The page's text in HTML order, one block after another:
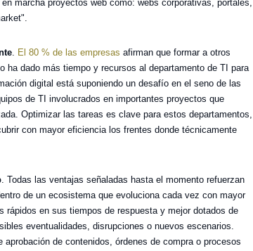
marcha proyectos web como: webs corporativas, portales,
. El 80 % de las empresas afirman que formar a otros
ha dado más tiempo y recursos al departamento de TI para
digital está suponiendo un desafío en el seno de las
de TI involucrados en importantes proyectos que
Optimizar las tareas es clave para estos departamentos,
con mayor eficiencia los frentes donde técnicamente
. Todas las ventajas señaladas hasta el momento refuerzan
de un ecosistema que evoluciona cada vez con mayor
rápidos en sus tiempos de respuesta y mejor dotados de
eventualidades, disrupciones o nuevos escenarios.
de contenidos, órdenes de compra o procesos